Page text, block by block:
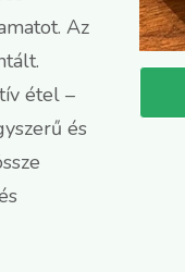
Az
étel –
és